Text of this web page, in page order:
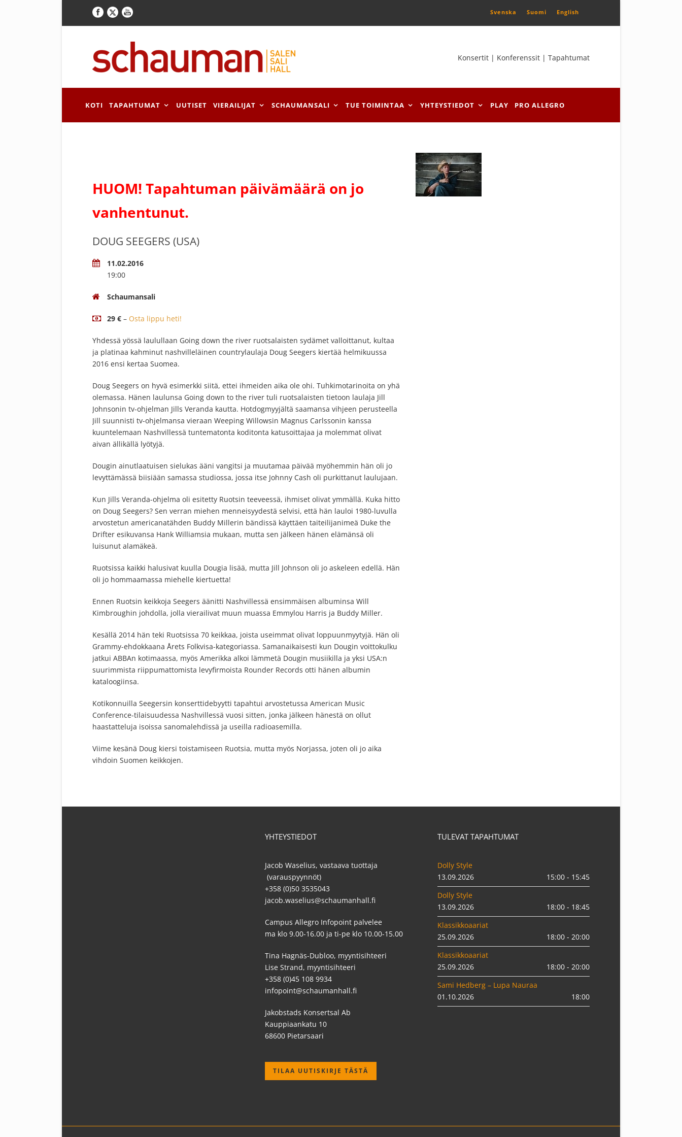
Svenska Suomi English
Konsertit | Konferenssit | Tapahtumat
KOTI TAPAHTUMAT UUTISET VIERAILIJAT SCHAUMANSALI TUE TOIMINTAA YHTEYSTIEDOT PLAY PRO ALLEGRO
HUOM! Tapahtuman päivämäärä on jo
vanhentunut.
DOUG SEEGERS (USA)
11.02.2016
19:00
Schaumansali
29 € – Osta lippu heti!
Yhdessä yössä laulullaan Going down the river ruotsalaisten sydämet valloittanut, kultaa
ja platinaa kahminut nashvilleläinen countrylaulaja Doug Seegers kiertää helmikuussa
2016 ensi kertaa Suomea.
Doug Seegers on hyvä esimerkki siitä, ettei ihmeiden aika ole ohi. Tuhkimotarinoita on yhä
olemassa. Hänen laulunsa Going down to the river tuli ruotsalaisten tietoon laulaja Jill
Johnsonin tv-ohjelman Jills Veranda kautta. Hotdogmyyjältä saamansa vihjeen perusteella
Jill suunnisti tv-ohjelmansa vieraan Weeping Willowsin Magnus Carlssonin kanssa
kuuntelemaan Nashvillessä tuntematonta koditonta katusoittajaa ja molemmat olivat
aivan ällikällä lyötyjä.
Dougin ainutlaatuisen sielukas ääni vangitsi ja muutamaa päivää myöhemmin hän oli jo
levyttämässä biisiään samassa studiossa, jossa itse Johnny Cash oli purkittanut laulujaan.
Kun Jills Veranda-ohjelma oli esitetty Ruotsin teeveessä, ihmiset olivat ymmällä. Kuka hitto
on Doug Seegers? Sen verran miehen menneisyydestä selvisi, että hän lauloi 1980-luvulla
arvostetun americanatähden Buddy Millerin bändissä käyttäen taiteilijanimeä Duke the
Drifter esikuvansa Hank Williamsia mukaan, mutta sen jälkeen hänen elämänsä oli
luisunut alamäkeä.
Ruotsissa kaikki halusivat kuulla Dougia lisää, mutta Jill Johnson oli jo askeleen edellä. Hän
oli jo hommaamassa miehelle kiertuetta!
Ennen Ruotsin keikkoja Seegers äänitti Nashvillessä ensimmäisen albuminsa Will
Kimbroughin johdolla, jolla vierailivat muun muassa Emmylou Harris ja Buddy Miller.
Kesällä 2014 hän teki Ruotsissa 70 keikkaa, joista useimmat olivat loppuunmyytyjä. Hän oli
Grammy-ehdokkaana Årets Folkvisa-kategoriassa. Samanaikaisesti kun Dougin voittokulku
jatkui ABBAn kotimaassa, myös Amerikka alkoi lämmetä Dougin musiikilla ja yksi USA:n
suurimmista riippumattomista levyfirmoista Rounder Records otti hänen albumin
kataloogiinsa.
Kotikonnuilla Seegersin konserttidebyytti tapahtui arvostetussa American Music
Conference-tilaisuudessa Nashvillessä vuosi sitten, jonka jälkeen hänestä on ollut
haastatteluja isoissa sanomalehdissä ja useilla radioasemilla.
Viime kesänä Doug kiersi toistamiseen Ruotsia, mutta myös Norjassa, joten oli jo aika
vihdoin Suomen keikkojen.
YHTEYSTIEDOT
Jacob Waselius, vastaava tuottaja
(varauspyynnöt)
+358 (0)50 3535043
jacob.waselius@schaumanhall.fi
Campus Allegro Infopoint palvelee
ma klo 9.00-16.00 ja ti-pe klo 10.00-15.00
Tina Hagnäs-Dubloo, myyntisihteeri
Lise Strand, myyntisihteeri
+358 (0)45 108 9934
infopoint@schaumanhall.fi
Jakobstads Konsertsal Ab
Kauppiaankatu 10
68600 Pietarsaari
TILAA UUTISKIRJE TÄSTÄ
TULEVAT TAPAHTUMAT
Dolly Style
13.09.2026
15:00 - 15:45
Dolly Style
13.09.2026
18:00 - 18:45
Klassikkoaariat
25.09.2026
18:00 - 20:00
Klassikkoaariat
25.09.2026
18:00 - 20:00
Sami Hedberg – Lupa Nauraa
01.10.2026
18:00